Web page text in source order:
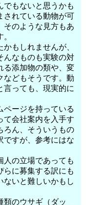
でもないと思うかも
されている動物が可
そのような見方もあ
もしれませんが、
んなものも実験の対
る添加物の類や、変
などもそうです。動
言っても、現実的に
ページを持っている
て会社案内を入手す
ろん、そういうもの
ですが、参考にはな
人の立場であっても
らに募集する訳にも
ないと難しいかもし
類のウサギ（ダッ